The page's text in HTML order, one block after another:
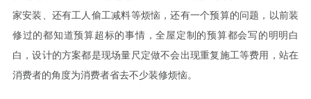
家安装、还有工人偷工减料等烦恼，还有一个预算的问题，以前装
修过的都知道预算超标的事情，全屋定制的预算都会写的明明白
白，设计的方案都是现场量尺定做不会出现重复施工等费用，站在
消费者的角度为消费者省去不少装修烦恼。